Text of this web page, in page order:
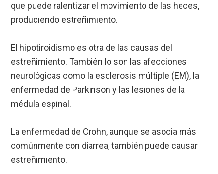
que puede ralentizar el movimiento de las heces,
produciendo estreñimiento.
El hipotiroidismo es otra de las causas del
estreñimiento. También lo son las afecciones
neurológicas como la esclerosis múltiple (EM), la
enfermedad de Parkinson y las lesiones de la
médula espinal.
La enfermedad de Crohn, aunque se asocia más
comúnmente con diarrea, también puede causar
estreñimiento.